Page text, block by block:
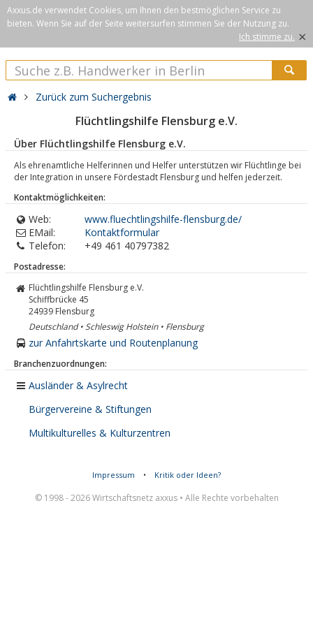
Axxus.de verwendet Cookies, um Ihnen den bestmöglichen Service zu
bieten. Wenn Sie auf der Seite weitersurfen stimmen Sie der Nutzung zu.
Ich stimme zu. ×
Zurück zum Suchergebnis
Flüchtlingshilfe Flensburg e.V.
Über Flüchtlingshilfe Flensburg e.V.
Als ehrenamtliche Helferinnen und Helfer unterstützen wir Flüchtlinge bei
der Integration in unsere Fördestadt Flensburg und helfen jederzeit.
Kontaktmöglichkeiten:
Web:
www.fluechtlingshilfe-flensburg.de/
EMail:
Kontaktformular
Telefon:
+49 461 40797382
Postadresse:
Flüchtlingshilfe Flensburg e.V.
Schiffbrücke 45
24939 Flensburg
Deutschland • Schleswig Holstein • Flensburg
zur Anfahrtskarte und Routenplanung
Branchenzuordnungen:
Ausländer & Asylrecht
Bürgervereine & Stiftungen
Multikulturelles & Kulturzentren
Impressum • Kritik oder Ideen?
© 1998 - 2026 Wirtschaftsnetz axxus • Alle Rechte vorbehalten